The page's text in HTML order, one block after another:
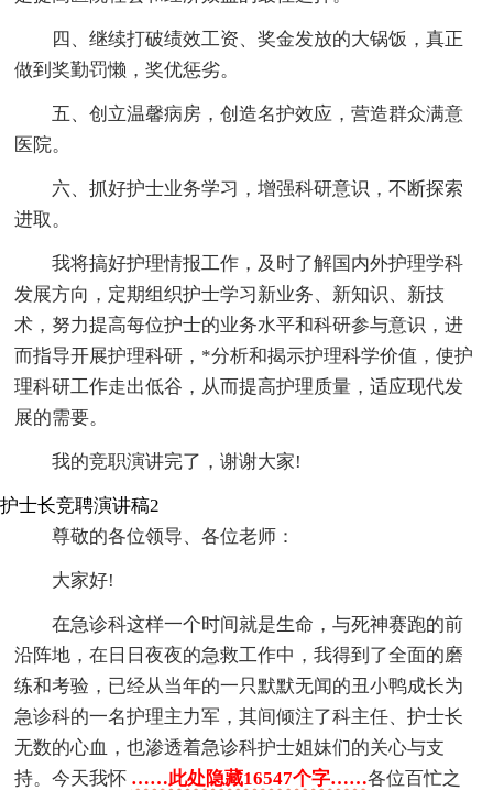
四、继续打破绩效工资、奖金发放的大锅饭，真正
做到奖勤罚懒，奖优惩劣。
五、创立温馨病房，创造名护效应，营造群众满意
医院。
六、抓好护士业务学习，增强科研意识，不断探索
进取。
我将搞好护理情报工作，及时了解国内外护理学科
发展方向，定期组织护士学习新业务、新知识、新技
术，努力提高每位护士的业务水平和科研参与意识，进
而指导开展护理科研，*分析和揭示护理科学价值，使护
理科研工作走出低谷，从而提高护理质量，适应现代发
展的需要。
我的竞职演讲完了，谢谢大家!
护士长竞聘演讲稿2
尊敬的各位领导、各位老师：
大家好!
在急诊科这样一个时间就是生命，与死神赛跑的前
沿阵地，在日日夜夜的急救工作中，我得到了全面的磨
练和考验，已经从当年的一只默默无闻的丑小鸭成长为
急诊科的一名护理主力军，其间倾注了科主任、护士长
无数的心血，也渗透着急诊科护士姐妹们的关心与支
持。今天我怀 ……此处隐藏16547个字……各位百忙之